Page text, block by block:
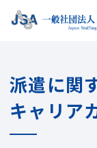
派遣に関
キャリア